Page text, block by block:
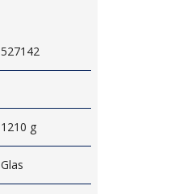
527142
1210 g
Glas